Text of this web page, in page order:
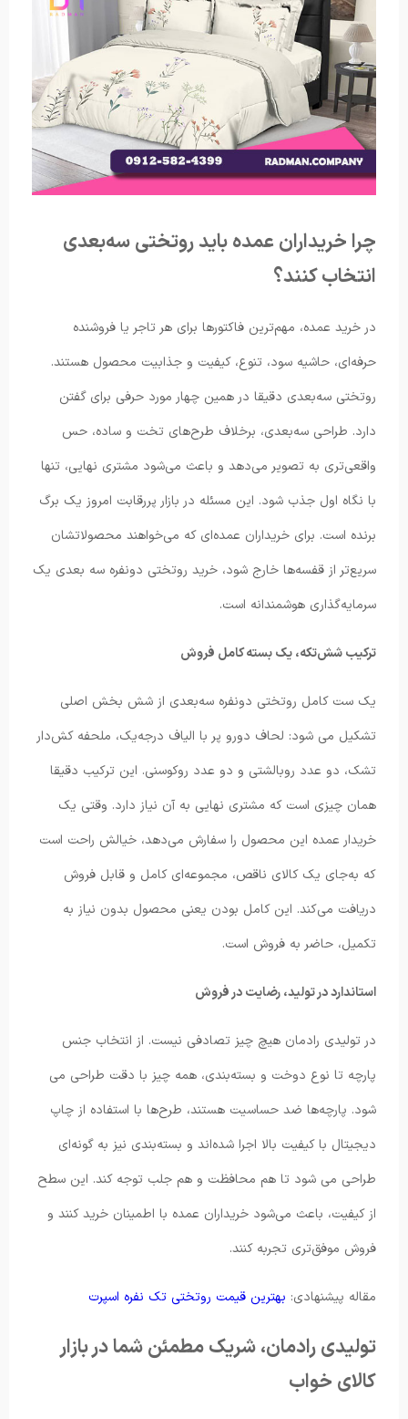
چرا خریداران عمده باید روتختی سه‌بعدی
انتخاب کنند؟
در خرید عمده، مهم‌ترین فاکتورها برای هر تاجر یا فروشنده‌
حرفه‌ای، حاشیه سود، تنوع، کیفیت و جذابیت محصول هستند.
روتختی سه‌بعدی دقیقا در همین چهار مورد حرفی برای گفتن
دارد. طراحی‌ سه‌بعدی، برخلاف طرح‌های تخت و ساده، حس
واقعی‌تری به تصویر می‌دهد و باعث می‌شود مشتری نهایی، تنها
با نگاه اول جذب شود. این مسئله در بازار پررقابت امروز یک برگ
برنده است. برای خریداران عمده‌ای که می‌خواهند محصولاتشان
سریع‌تر از قفسه‌ها خارج شود، خرید روتختی دونفره سه بعدی یک
سرمایه‌گذاری هوشمندانه است.
ترکیب شش‌تکه، یک بسته کامل فروش
یک ست کامل روتختی دونفره سه‌بعدی از شش بخش اصلی
تشکیل می شود: لحاف دورو پر با الیاف درجه‌یک، ملحفه کش‌دار
تشک، دو عدد روبالشتی و دو عدد روکوسنی. این ترکیب دقیقا
همان چیزی‌ است که مشتری نهایی به آن نیاز دارد. وقتی یک
خریدار عمده این محصول را سفارش می‌دهد، خیالش راحت است
که به‌جای یک کالای ناقص، مجموعه‌ای کامل و قابل فروش
دریافت می‌کند. این کامل بودن یعنی محصول بدون نیاز به
تکمیل، حاضر به فروش است.
استاندارد در تولید، رضایت در فروش
در تولیدی رادمان هیچ چیز تصادفی نیست. از انتخاب جنس
پارچه تا نوع دوخت و بسته‌بندی، همه چیز با دقت طراحی می
شود. پارچه‌ها ضد حساسیت هستند، طرح‌ها با استفاده از چاپ
دیجیتال با کیفیت بالا اجرا شده‌اند و بسته‌بندی نیز به گونه‌ای
طراحی می شود تا هم محافظت و هم جلب توجه کند. این سطح
از کیفیت، باعث می‌شود خریداران عمده با اطمینان خرید کنند و
فروش موفق‌تری تجربه کنند.
مقاله پیشنهادی: بهترین قیمت روتختی تک نفره اسپرت
تولیدی رادمان، شریک مطمئن شما در بازار
کالای خواب